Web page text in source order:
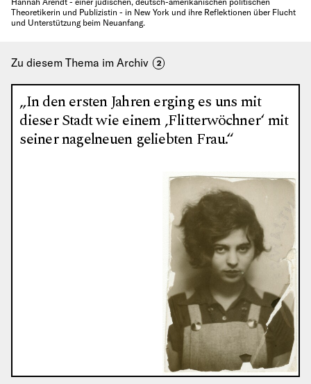
Theoretikerin und Publizistin - in New York und ihre Reflektionen über Flucht
und Unterstützung beim Neuanfang.
Zu diesem Thema im Archiv 2
„In den ersten Jahren erging es uns mit
dieser Stadt wie einem ‚Flitterwöchner‘ mit
seiner nagelneuen geliebten Frau.“